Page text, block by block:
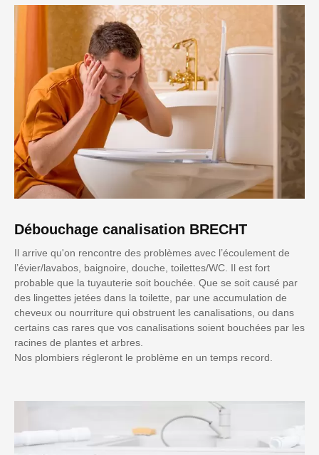
Débouchage canalisation BRECHT
Il arrive qu'on rencontre des problèmes avec l’écoulement de
l’évier/lavabos, baignoire, douche, toilettes/WC. Il est fort
probable que la tuyauterie soit bouchée. Que se soit causé par
des lingettes jetées dans la toilette, par une accumulation de
cheveux ou nourriture qui obstruent les canalisations, ou dans
certains cas rares que vos canalisations soient bouchées par les
racines de plantes et arbres.
Nos plombiers régleront le problème en un temps record.